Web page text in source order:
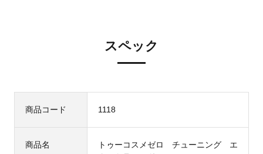
スペック
商品コード 1118
商品名
トゥーコスメゼロ チューニング エ